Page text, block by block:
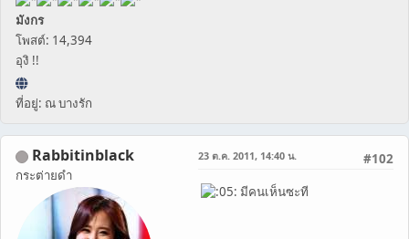
มังกร
โพสต์: 14,394
อุงิ !!
ที่อยู่: ณ บางรัก
Rabbitinblack
กระต่ายดำ
#102
23 ต.ค. 2011, 14:40 น.
มีคนเห็นซะที